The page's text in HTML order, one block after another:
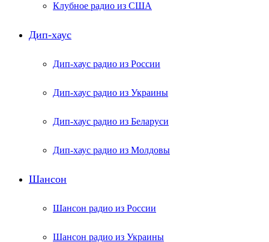
Клубное радио из США
Дип-хаус
Дип-хаус радио из России
Дип-хаус радио из Украины
Дип-хаус радио из Беларуси
Дип-хаус радио из Молдовы
Шансон
Шансон радио из России
Шансон радио из Украины